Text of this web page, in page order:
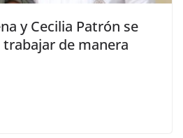
y Cecilia Patrón se
de manera